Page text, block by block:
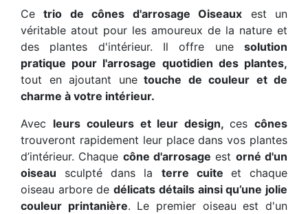
Cetrio de cônes d'arrosage Oiseaux est un
véritable atout pour les amoureux de la nature et
des plantes d'intérieur. Il offre une solution
pratique pour l'arrosage quotidien des plantes,
tout en ajoutant unetouche de couleur et de
charme à votre intérieur.
Avec leurs couleurs et leur design,cescônes
trouveront rapidement leur place dans vos plantes
d’intérieur. Chaque cône d'arrosage est orné d'un
oiseau sculpté dans la terre cuite et chaque
oiseau arbore dedélicats détails ainsi qu’une jolie
couleur printanière. Le premier oiseau est d'un